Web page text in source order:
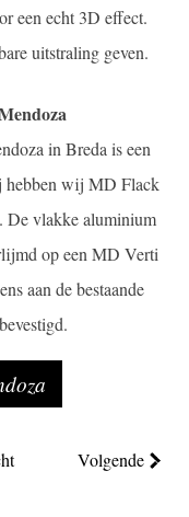
een echt 3D effect.
uitstraling geven.
in Breda is een
hebben wij MD Flack
De vlakke aluminium
op een MD Verti
aan de bestaande
Volgende